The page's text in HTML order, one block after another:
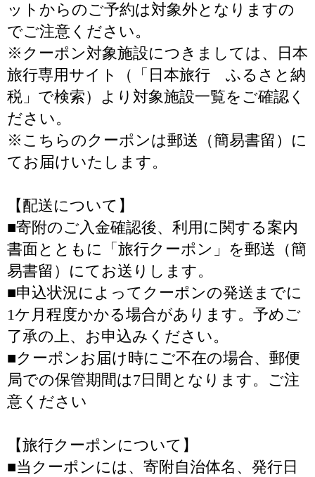
ットからのご予約は対象外となりますの
でご注意ください。
※クーポン対象施設につきましては、日本
旅行専用サイト（「日本旅行 ふるさと納
税」で検索）より対象施設一覧をご確認く
ださい。
※こちらのクーポンは郵送（簡易書留）に
てお届けいたします。
【配送について】
■寄附のご入金確認後、利用に関する案内
書面とともに「旅行クーポン」を郵送（簡
易書留）にてお送りします。
■申込状況によってクーポンの発送までに
1ケ月程度かかる場合があります。予めご
了承の上、お申込みください。
■クーポンお届け時にご不在の場合、郵便
局での保管期間は7日間となります。ご注
意ください
【旅行クーポンについて】
■当クーポンには、寄附自治体名、発行日